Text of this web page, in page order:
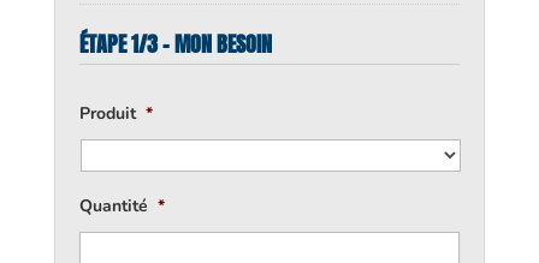
ÉTAPE 1/3 - MON BESOIN
Produit *
Quantité *